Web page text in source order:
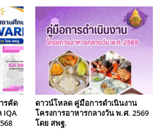
รคัด
IQA
ดาวน์โหลด คู่มือการดำเนินงาน
โครงการอาหารกลางวัน พ.ศ. 2569
โดย สพฐ.